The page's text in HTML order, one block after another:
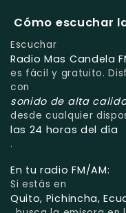
Cómo escuchar
Escuchar
Radio Mas Candela
es fácil y gratuito.
con
sonido de alta
desde cualquier
las 24 horas del día
.
En tu radio FM/AM:
Si estás en
Quito, Pichincha,